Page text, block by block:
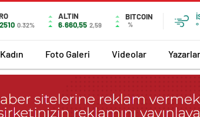
0.32%
ALTIN
6.660,55 2,59
BITCOIN
%
°
Kadın Foto Galeri Videolar Yazarlar